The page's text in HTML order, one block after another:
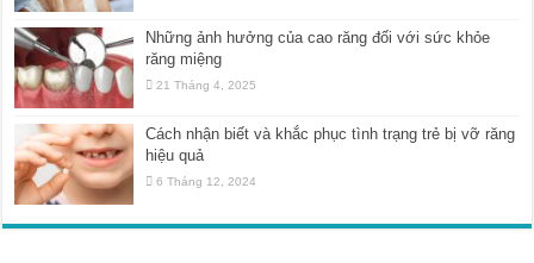
Những ảnh hưởng của cao răng đối với sức khỏe
răng miệng
21 Tháng 4, 2025
Cách nhận biết và khắc phục tình trạng trẻ bị vỡ răng
hiệu quả
6 Tháng 12, 2024